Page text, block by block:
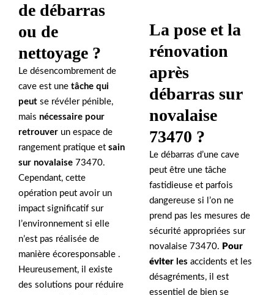
de débarras
ou de
nettoyage ?
Le désencombrement de
cave est une tâche qui
peut se révéler pénible,
mais nécessaire pour
retrouver un espace de
rangement pratique et sain
sur novalaise 73470.
Cependant, cette
opération peut avoir un
impact significatif sur
l’environnement si elle
n’est pas réalisée de
manière écoresponsable .
Heureusement, il existe
des solutions pour réduire
La pose et la
rénovation
après
débarras sur
novalaise
73470 ?
Le débarras d’une cave
peut être une tâche
fastidieuse et parfois
dangereuse si l’on ne
prend pas les mesures de
sécurité appropriées sur
novalaise 73470. Pour
éviter les accidents et les
désagréments, il est
essentiel de bien se